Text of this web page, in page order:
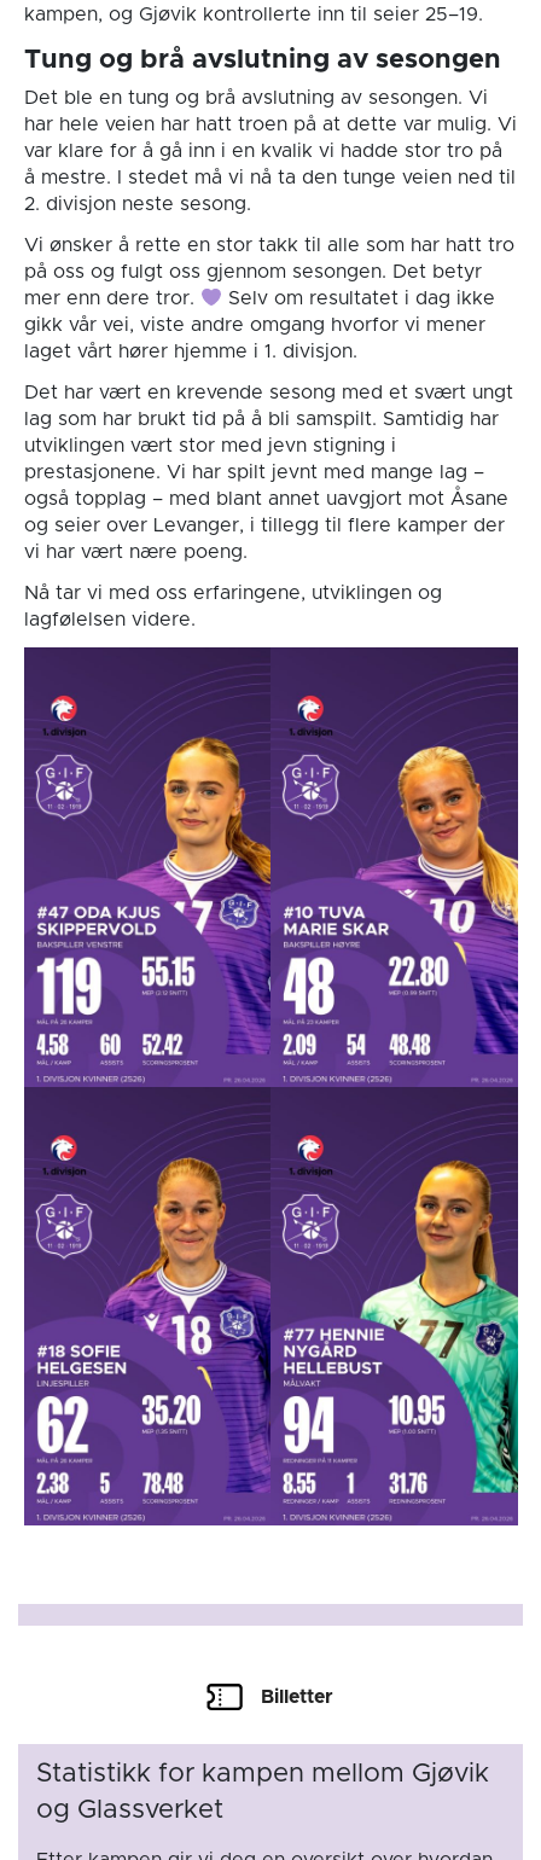
kampen, og Gjøvik kontrollerte inn til seier 25–19.
Tung og brå avslutning av sesongen
Det ble en tung og brå avslutning av sesongen. Vi
har hele veien har hatt troen på at dette var mulig. Vi
var klare for å gå inn i en kvalik vi hadde stor tro på
å mestre. I stedet må vi nå ta den tunge veien ned til
2. divisjon neste sesong.
Vi ønsker å rette en stor takk til alle som har hatt tro
på oss og fulgt oss gjennom sesongen. Det betyr
mer enn dere tror.
Selv om resultatet i dag ikke
gikk vår vei, viste andre omgang hvorfor vi mener
laget vårt hører hjemme i 1. divisjon.
Det har vært en krevende sesong med et svært ungt
lag som har brukt tid på å bli samspilt. Samtidig har
utviklingen vært stor med jevn stigning i
prestasjonene. Vi har spilt jevnt med mange lag –
også topplag – med blant annet uavgjort mot Åsane
og seier over Levanger, i tillegg til flere kamper der
vi har vært nære poeng.
Nå tar vi med oss erfaringene, utviklingen og
lagfølelsen videre.
Billetter
Statistikk for kampen mellom Gjøvik
og Glassverket